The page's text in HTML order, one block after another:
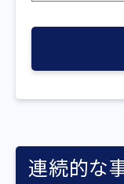
連続的な